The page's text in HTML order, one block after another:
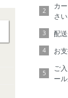
カ
さ
配
お
ご
ー